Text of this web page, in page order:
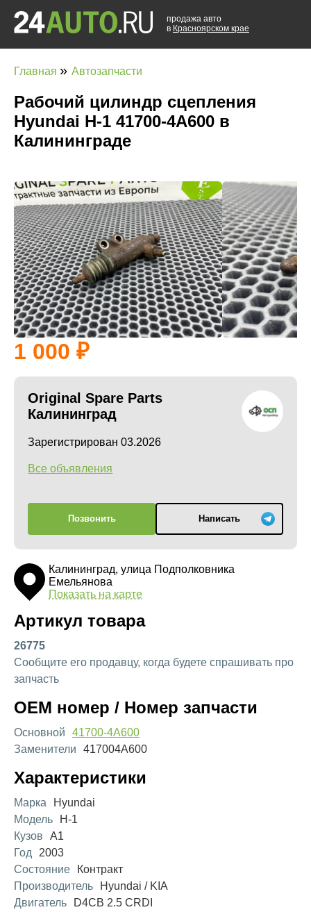
продажа авто
в Красноярском крае
Главная » Автозапчасти
Рабочий цилиндр сцепления
Hyundai H-1 41700-4A600 в
Калининграде
1 000
Original Spare Parts
Калининград
Зарегистрирован 03.2026
Все объявления
Позвонить Написать
Калининград, улица Подполковника
Емельянова
Показать на карте
Артикул товара
26775
Сообщите его продавцу, когда будете спрашивать про
запчасть
OEM номер / Номер запчасти
Основной
41700-4A600
Заменители
417004A600
Характеристики
Марка
Hyundai
Модель
H-1
Кузов
A1
Год
2003
Состояние
Контракт
Производитель
Hyundai / KIA
Двигатель
D4CB 2.5 CRDI